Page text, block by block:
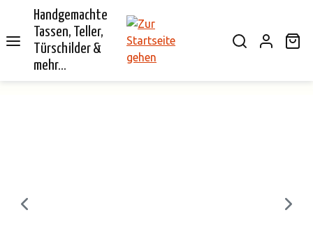
springen
Handgemachte
Tassen, Teller,
Türschilder &
mehr...